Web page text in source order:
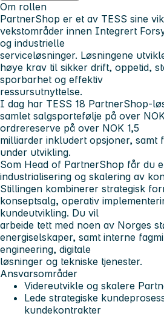
Om rollen
PartnerShop er et av TESS sine
vekstområder innen Integrert
og industrielle
serviceløsninger. Løsningene
høye krav til sikker drift, oppetid,
sporbarhet og effektiv
ressursutnyttelse.
I dag har TESS 18 PartnerShop-
samlet salgsportefølje på over
ordrereserve på over NOK 1,5
milliarder inkludert opsjoner, samt
under utvikling.
Som Head of PartnerShop får du
industrialisering og skalering av
Stillingen kombinerer strategisk
konseptsalg, operativ
kundeutvikling. Du vil
arbeide tett med noen av Norges
energiselskaper, samt interne
engineering, digitale
løsninger og tekniske tjenester.
Ansvarsområder
Videreutvikle og skalere
Lede strategiske
kundekontrakter